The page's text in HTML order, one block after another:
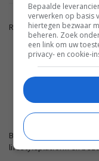
Reacties zijn gesloten.
Blijf op de hoogte met
lifestyleplatform en
Bepaalde
verwerken op basis
hiertegen bezwaar
beheren. Zoek
een link om uw
privacy- en cookie-